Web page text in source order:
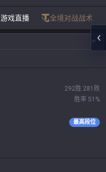
游戏直播 全境对战战术
292胜 281 败
胜率 51 %
最高段位